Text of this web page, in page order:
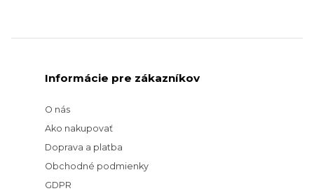
Informácie pre zákazníkov
O nás
Ako nakupovať
Doprava a platba
Obchodné podmienky
GDPR